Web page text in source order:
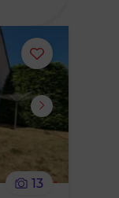
Ajouter
ou
supprimer
13